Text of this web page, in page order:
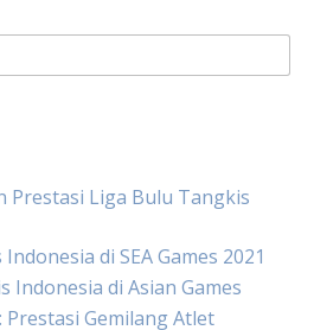
Prestasi Liga Bulu Tangkis
di SEA Games 2021
Indonesia di Asian Games
Gemilang Atlet